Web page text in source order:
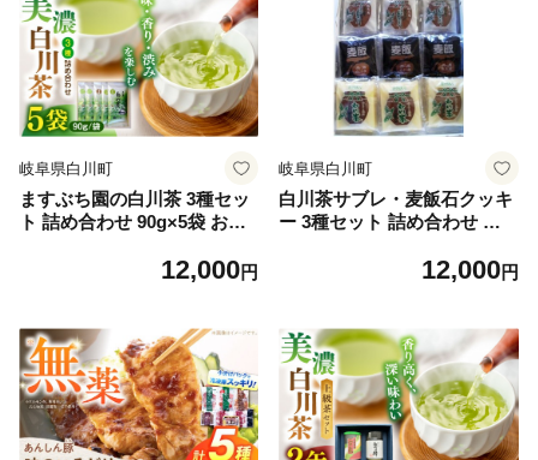
ル ビール 飲み比べ 詰め合わ
せ クラフトビール ビール ア
ルコール ギフト プレゼント
セット クラフトビール ビー
ル
岐阜県白川町
ますぶち園の白川茶 3種セッ
ト 詰め合わせ 90g×5袋 お茶
12,000円
岐阜県白川町
白川茶サブレ・麦飯石クッキ
ー 3種セット 詰め合わせ お
白川町 / 松川屋 [AWAD001]
12,000円